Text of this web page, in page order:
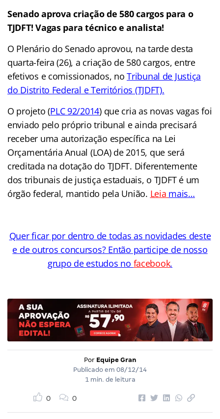
Senado aprova criação de 580 cargos para o
TJDFT! Vagas para técnico e analista!
O Plenário do Senado aprovou, na tarde desta
quarta-feira (26), a criação de 580 cargos, entre
efetivos e comissionados, no Tribunal de Justiça
do Distrito Federal e Territórios (TJDFT).
O projeto (PLC 92/2014) que cria as novas vagas foi
enviado pelo próprio tribunal e ainda precisará
receber uma autorização específica na Lei
Orçamentária Anual (LOA) de 2015, que será
creditada na dotação do TJDFT. Diferentemente
dos tribunais de justiça estaduais, o TJDFT é um
órgão federal, mantido pela União. Leia mais…
Quer ficar por dentro de todas as novidades deste
e de outros concursos? Então participe de nosso
grupo de estudos no facebook.
Por Equipe Gran
Publicado em 08/12/14
1 min. de leitura
0 0